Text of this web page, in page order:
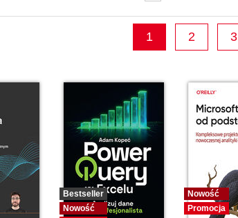
1 2 3
Bestseller
Nowość
Nowość
Promocja